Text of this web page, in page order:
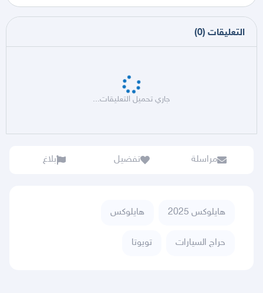
التعليقات (
0
)
جاري تحميل التعليقات...
مراسلة تفضيل بلاغ
هايلوكس 2025 هايلوكس
حراج السيارات تويوتا